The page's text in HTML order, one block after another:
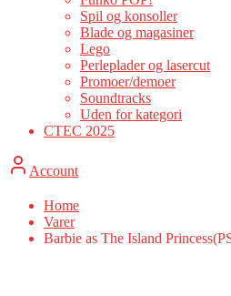
Spil og konsoller
Blade og magasiner
Lego
Perleplader og lasercut
Promoer/demoer
Soundtracks
Uden for kategori
CTEC 2025
Account
Home
Varer
Barbie as The Island